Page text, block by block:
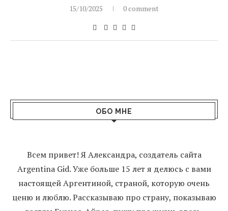
15/10/2025 0 comment
ОБО МНЕ
Всем привет! Я Александра, создатель сайта
Argentina Gid. Уже больше 15 лет я делюсь с вами
настоящей Аргентиной, страной, которую очень
ценю и люблю. Рассказываю про страну, показываю